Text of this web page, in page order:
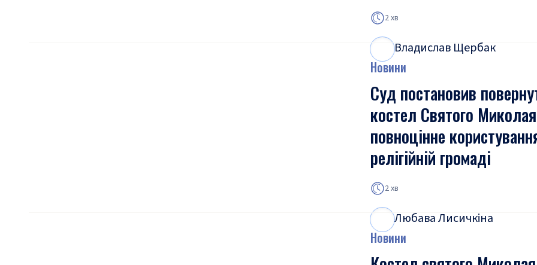
2 хв
Владислав Щербак
Новини
Суд постановив
костел Святого
повноцінне
релігійній громаді
2 хв
Любава Лисичкіна
Новини